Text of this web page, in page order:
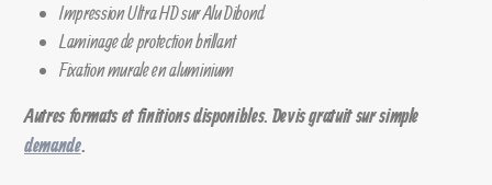
Impression Ultra HD sur Alu Dibond
Laminage de protection brillant
Fixation murale en aluminium
Autres formats et finitions disponibles. Devis gratuit sur simple
demande.